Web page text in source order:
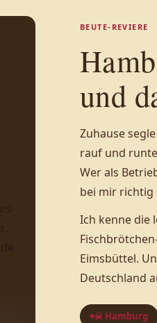
BEUTE-REVIERE
und
Zuhause
rauf und
Wer als
bei mir richtig
Ich kenne die
Eimsbüttel.
Deutschland
☠ Hamburg